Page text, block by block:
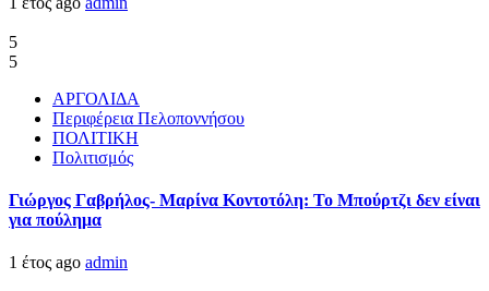
5
5
ΑΡΓΟΛΙΔΑ
Περιφέρεια Πελοποννήσου
ΠΟΛΙΤΙΚΗ
Πολιτισμός
Γιώργος Γαβρήλος- Μαρίνα Κοντοτόλη: Το Μπούρτζι δεν είναι
για πούλημα
1 έτος ago admin